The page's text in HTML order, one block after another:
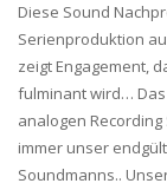
Diese Sound
Serienproduktion
zeigt Engagement,
fulminant wird…
analogen
immer unser
Soundmanns..